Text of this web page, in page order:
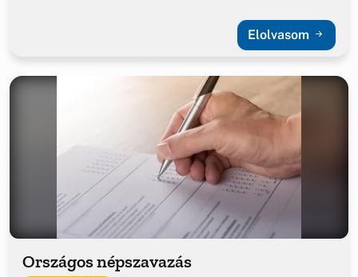
Elolvasom
Országos népszavazás